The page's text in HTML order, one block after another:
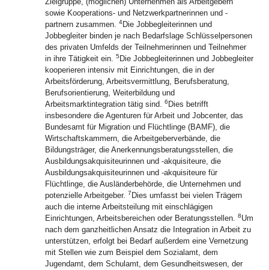
sowie Kooperations- und Netzwerkpartnerinnen und -
partnern zusammen. 4Die Jobbegleiterinnen und
Jobbegleiter binden je nach Bedarfslage Schlüsselpersonen
des privaten Umfelds der Teilnehmerinnen und Teilnehmer
in ihre Tätigkeit ein. 5 Die Jobbegleiterinnen und Jobbegleiter
kooperieren intensiv mit Einrichtungen, die in der
Arbeitsförderung, Arbeitsvermittlung, Berufsberatung,
Berufsorientierung, Weiterbildung und
Arbeitsmarktintegration tätig sind. 6 Dies betrifft
insbesondere die Agenturen für Arbeit und Jobcenter, das
Bundesamt für Migration und Flüchtlinge (BAMF), die
Wirtschaftskammern, die Arbeitgeberverbände, die
Bildungsträger, die Anerkennungsberatungsstellen, die
Ausbildungsakquisiteurinnen und -akquisiteure, die
Ausbildungsakquisiteurinnen und ‑akquisiteure für
Flüchtlinge, die Ausländerbehörde, die Unternehmen und
potenzielle Arbeitgeber. 7 Dies umfasst bei vielen Trägern
auch die interne Arbeitsteilung mit einschlägigen
Einrichtungen, Arbeitsbereichen oder Beratungsstellen. 8Um
nach dem ganzheitlichen Ansatz die Integration in Arbeit zu
unterstützen, erfolgt bei Bedarf außerdem eine Vernetzung
mit Stellen wie zum Beispiel dem Sozialamt, dem
Jugendamt, dem Schulamt, dem Gesundheitswesen, der